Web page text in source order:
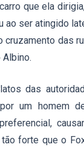
que ela
ao ser atingido
cruzamento das
das
um homem
forte que o